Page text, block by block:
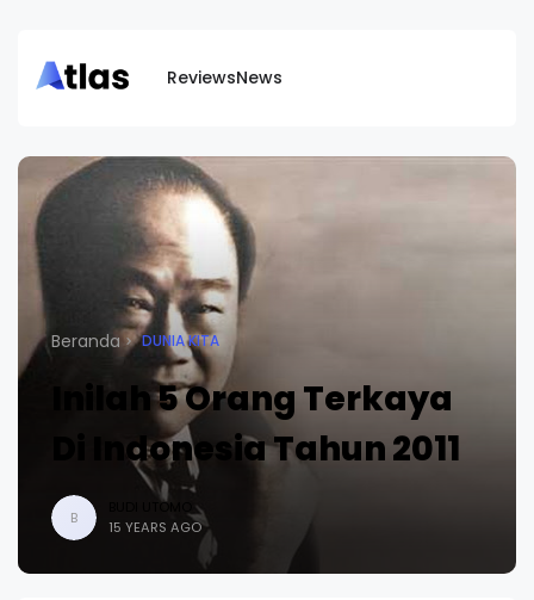
ReviewsNews
Beranda DUNIA KITA
Inilah 5 Orang Terkaya
Di Indonesia Tahun 2011
B
BUDI UTOMO
15 YEARS AGO